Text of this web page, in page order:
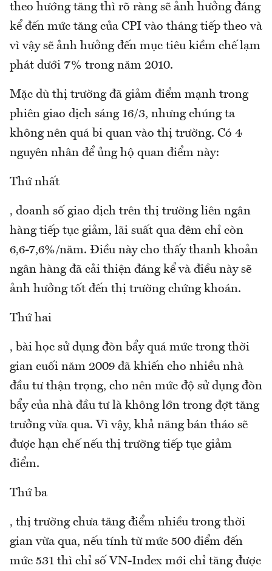
theo hướng tăng thì rõ ràng sẽ ảnh hưởng đáng
kể đến mức tăng của CPI vào tháng tiếp theo và
vì vậy sẽ ảnh hưởng đến mục tiêu kiềm chế lạm
phát dưới 7% trong năm 2010.
Mặc dù thị trường đã giảm điểm mạnh trong
phiên giao dịch sáng 16/3, nhưng chúng ta
không nên quá bi quan vào thị trường. Có 4
nguyên nhân để ủng hộ quan điểm này:
Thứ nhất
, doanh số giao dịch trên thị trường liên ngân
hàng tiếp tục giảm, lãi suất qua đêm chỉ còn
6,6-7,6%/năm. Điều này cho thấy thanh khoản
ngân hàng đã cải thiện đáng kể và điều này sẽ
ảnh hưởng tốt đến thị trường chứng khoán.
Thứ hai
, bài học sử dụng đòn bẩy quá mức trong thời
gian cuối năm 2009 đã khiến cho nhiều nhà
đầu tư thận trọng, cho nên mức độ sử dụng đòn
bẩy của nhà đầu tư là không lớn trong đợt tăng
trưởng vừa qua. Vì vậy, khả năng bán tháo sẽ
được hạn chế nếu thị trường tiếp tục giảm
điểm.
Thứ ba
, thị trường chưa tăng điểm nhiều trong thời
gian vừa qua, nếu tính từ mức 500 điểm đến
mức 531 thì chỉ số VN-Index mới chỉ tăng được